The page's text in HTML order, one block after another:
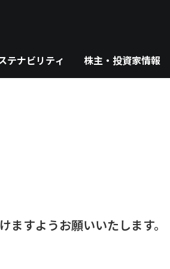
テナビリティ 株主・投資家情報
すようお願いいたします。